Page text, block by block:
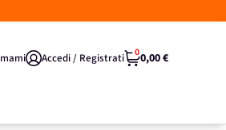
Accedi / Registrati 00,00 €